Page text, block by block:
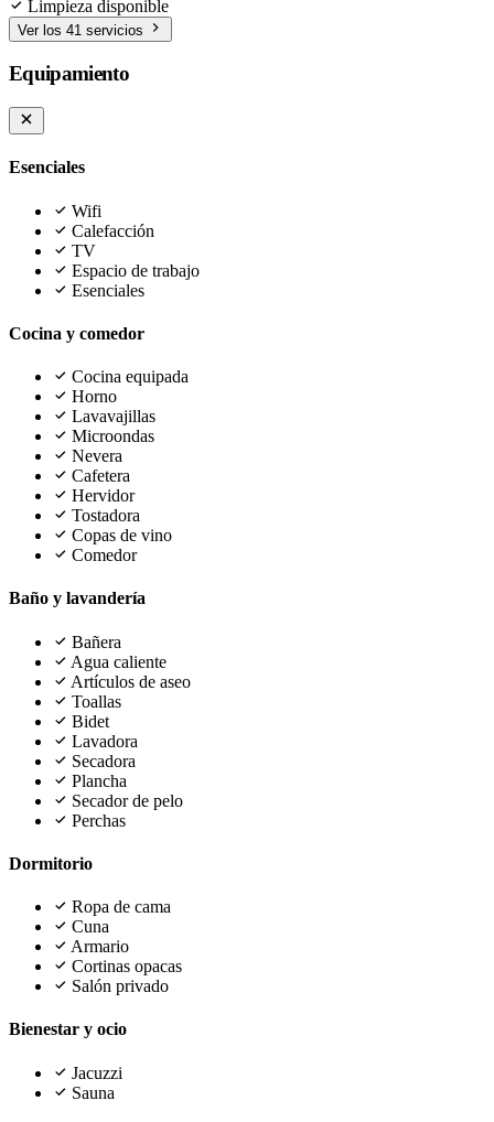
Limpieza disponible
Ver los 41 servicios
Equipamiento
Esenciales
Wifi
Calefacción
TV
Espacio de trabajo
Esenciales
Cocina y comedor
Cocina equipada
Horno
Lavavajillas
Microondas
Nevera
Cafetera
Hervidor
Tostadora
Copas de vino
Comedor
Baño y lavandería
Bañera
Agua caliente
Artículos de aseo
Toallas
Bidet
Lavadora
Secadora
Plancha
Secador de pelo
Perchas
Dormitorio
Ropa de cama
Cuna
Armario
Cortinas opacas
Salón privado
Bienestar y ocio
Jacuzzi
Sauna